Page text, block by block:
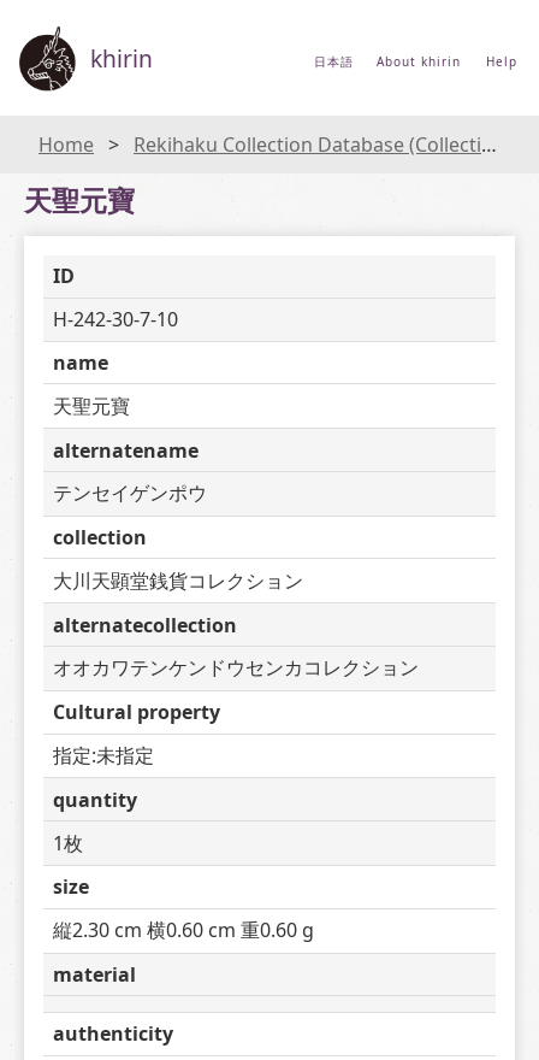
khirin 日本語 About khirin Help
Home Rekihaku Collection Database (Collections Database of the National Museum of Japanese History)
天聖元寶
ID
H-242-30-7-10
name
天聖元寶
alternatename
テンセイゲンポウ
collection
大川天顕堂銭貨コレクション
alternatecollection
オオカワテンケンドウセンカコレクション
Cultural property
指定:未指定
quantity
1枚
size
縦2.30 cm 横0.60 cm 重0.60 g
material
authenticity